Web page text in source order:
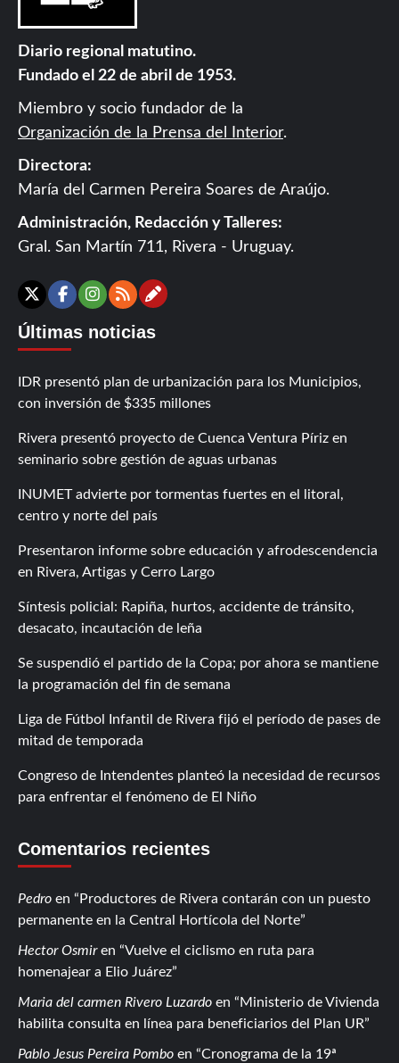
Diario regional matutino.
Fundado el 22 de abril de 1953.
Miembro y socio fundador de la
Organización de la Prensa del Interior.
Directora:
María del Carmen Pereira Soares de Araújo.
Administración, Redacción y Talleres:
Gral. San Martín 711, Rivera - Uruguay.
X Facebook
Instagram
RSSContáctanos
Últimas noticias
IDR presentó plan de urbanización para los Municipios,
con inversión de $335 millones
Rivera presentó proyecto de Cuenca Ventura Píriz en
seminario sobre gestión de aguas urbanas
INUMET advierte por tormentas fuertes en el litoral,
centro y norte del país
Presentaron informe sobre educación y afrodescendencia
en Rivera, Artigas y Cerro Largo
Síntesis policial: Rapiña, hurtos, accidente de tránsito,
desacato, incautación de leña
Se suspendió el partido de la Copa; por ahora se mantiene
la programación del fin de semana
Liga de Fútbol Infantil de Rivera fijó el período de pases de
mitad de temporada
Congreso de Intendentes planteó la necesidad de recursos
para enfrentar el fenómeno de El Niño
Comentarios recientes
Pedro en
Productores de Rivera contarán con un puesto
permanente en la Central Hortícola del Norte
Hector Osmiren
Vuelve el ciclismo en ruta para
homenajear a Elio Juárez
Maria del carmen Rivero Luzardo en
Ministerio de Vivienda
habilita consulta en línea para beneficiarios del Plan UR
Pablo Jesus Pereira Pombo en Cronograma de la 19ª